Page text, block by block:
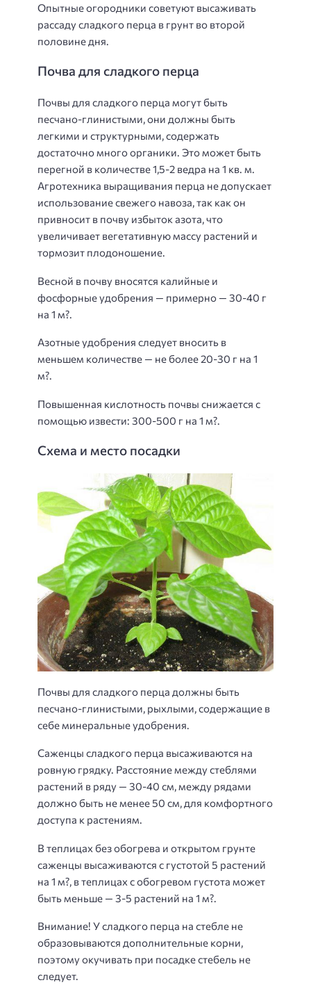
Опытные огородники советуют высаживать
рассаду сладкого перца в грунт во второй
половине дня.
Почва для сладкого перца
Почвы для сладкого перца могут быть
песчано-глинистыми, они должны быть
легкими и структурными, содержать
достаточно много органики. Это может быть
перегной в количестве 1,5-2 ведра на 1 кв. м.
Агротехника выращивания перца не допускает
использование свежего навоза, так как он
привносит в почву избыток азота, что
увеличивает вегетативную массу растений и
тормозит плодоношение.
Весной в почву вносятся калийные и
фосфорные удобрения — примерно — 30-40 г
на 1 м?.
Азотные удобрения следует вносить в
меньшем количестве — не более 20-30 г на 1
м?.
Повышенная кислотность почвы снижается с
помощью извести: 300-500 г на 1 м?.
Схема и место посадки
Почвы для сладкого перца должны быть
песчано-глинистыми, рыхлыми, содержащие в
себе минеральные удобрения.
Саженцы сладкого перца высаживаются на
ровную грядку. Расстояние между стеблями
растений в ряду — 30-40 см, между рядами
должно быть не менее 50 см, для комфортного
доступа к растениям.
В теплицах без обогрева и открытом грунте
саженцы высаживаются с густотой 5 растений
на 1 м?, в теплицах с обогревом густота может
быть меньше — 3-5 растений на 1 м?.
Внимание! У сладкого перца на стебле не
образовываются дополнительные корни,
поэтому окучивать при посадке стебель не
следует.